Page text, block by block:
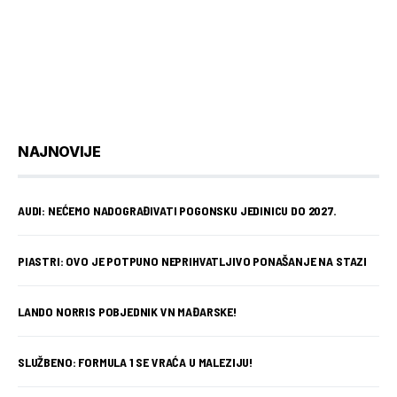
NAJNOVIJE
AUDI: NEĆEMO NADOGRAĐIVATI POGONSKU JEDINICU DO 2027.
PIASTRI: OVO JE POTPUNO NEPRIHVATLJIVO PONAŠANJE NA STAZI
LANDO NORRIS POBJEDNIK VN MAĐARSKE!
SLUŽBENO: FORMULA 1 SE VRAĆA U MALEZIJU!